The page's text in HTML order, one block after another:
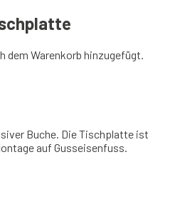
dem Warenkorb hinzugefügt.
Buche. Die Tischplatte ist
auf Gusseisenfuss.